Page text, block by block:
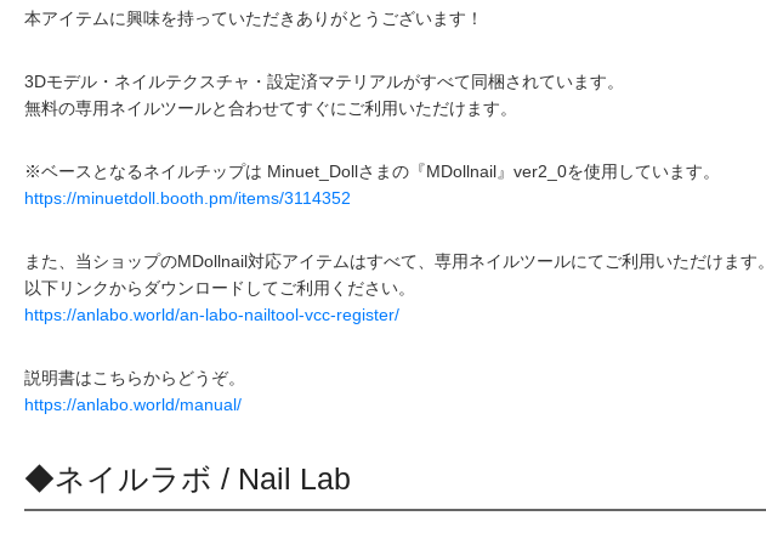
本アイテムに興味を持っていただきありがとうございます！
3Dモデル・ネイルテクスチャ・設定済マテリアルがすべて同梱されています。
無料の専用ネイルツールと合わせてすぐにご利用いただけます。
※ベースとなるネイルチップは Minuet_Dollさまの『MDollnail』ver2_0を使用しています。
https://minuetdoll.booth.pm/items/3114352
また、当ショップのMDollnail対応アイテムはすべて、専用ネイルツールにてご利用いただけます。
以下リンクからダウンロードしてご利用ください。
https://anlabo.world/an-labo-nailtool-vcc-register/
説明書はこちらからどうぞ。
https://anlabo.world/manual/
◆ネイルラボ / Nail Lab